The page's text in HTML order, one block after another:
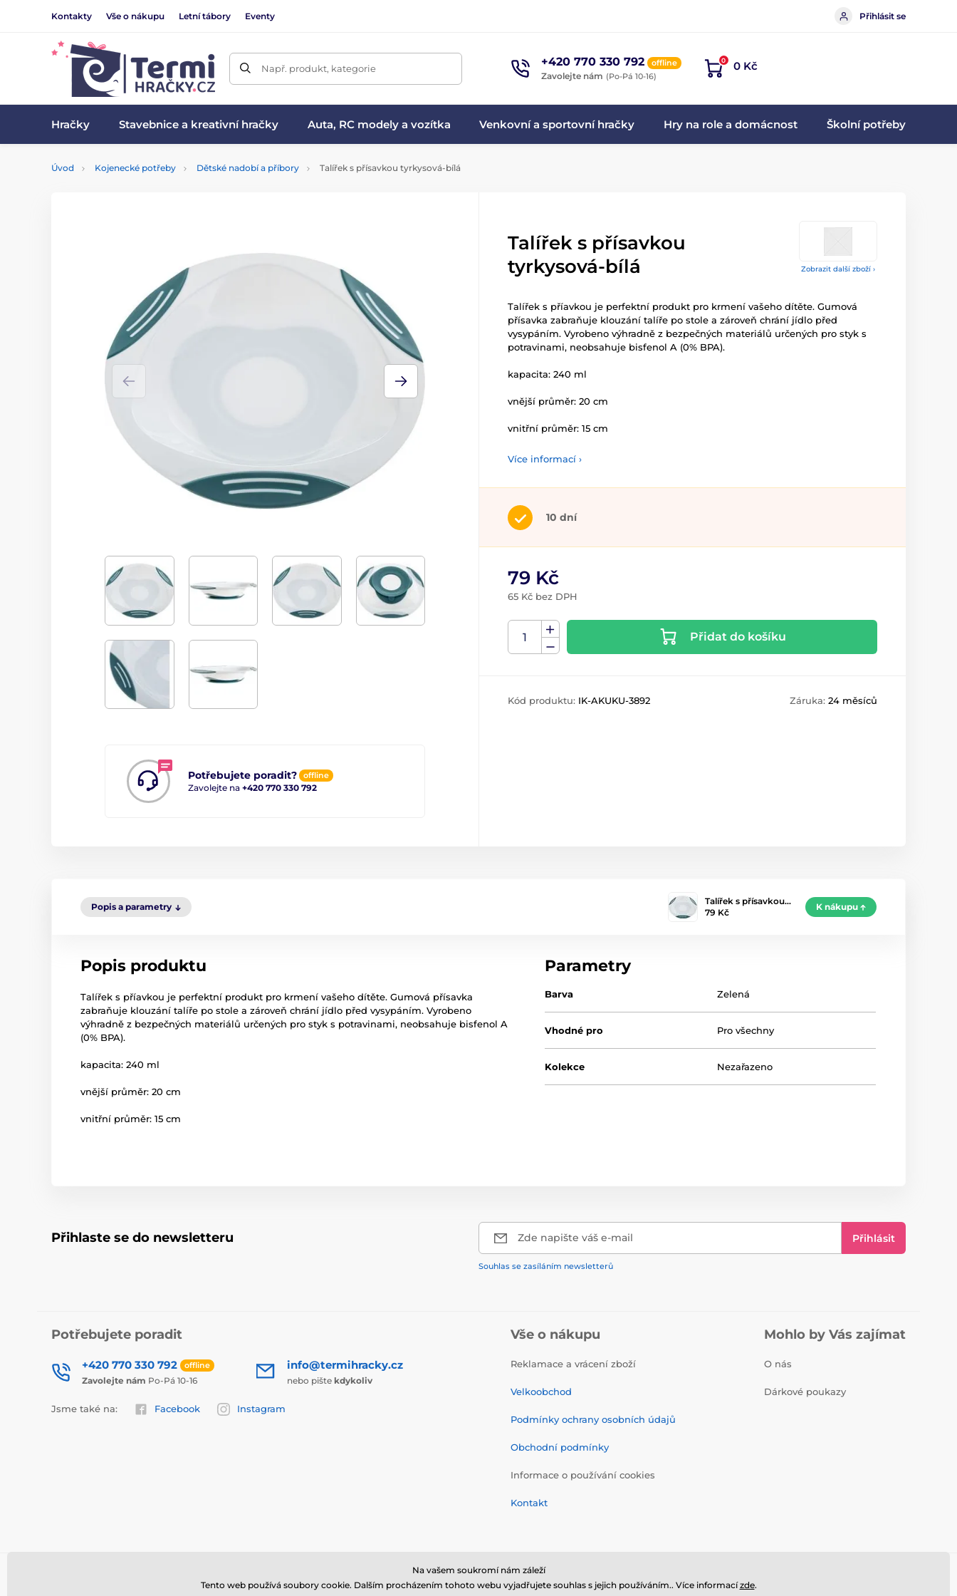
Kontakty Vše o nákupu Letní tábory Eventy Přihlásit se
Např. produkt, kategorie +420 770 330 792 offline
Zavolejte nám (Po-Pá 10-16)
0 0 Kč
Hračky Stavebnice a kreativní hračky Auta, RC modely a vozítka Venkovní a sportovní hračky Hry na role a domácnost Školní potřeby
Úvod Kojenecké potřeby Dětské nadobí a příbory Talířek s přísavkou tyrkysová-bílá
Zobrazit další zboží ›
Potřebujete poradit? offline
Zavolejte na +420 770 330 792
Talířek s přísavkou
tyrkysová-bílá
Talířek s příavkou je perfektní produkt pro krmení vašeho dítěte. Gumová
přísavka zabraňuje klouzání talíře po stole a zároveň chrání jídlo před
vysypáním. Vyrobeno výhradně z bezpečných materiálů určených pro styk s
potravinami, neobsahuje bisfenol A (0% BPA).
kapacita: 240 ml
vnější průměr: 20 cm
vnitřní průměr: 15 cm
Více informací ›
10 dní
79 Kč
65 Kč bez DPH
Přidat do košíku
Kód produktu: IK-AKUKU-3892 Záruka: 24 měsíců
Popis a parametry
Talířek s přísavkou…
79 Kč
K nákupu
Popis produktu
Talířek s příavkou je perfektní produkt pro krmení vašeho dítěte. Gumová přísavka
zabraňuje klouzání talíře po stole a zároveň chrání jídlo před vysypáním. Vyrobeno
výhradně z bezpečných materiálů určených pro styk s potravinami, neobsahuje bisfenol A
(0% BPA).
kapacita: 240 ml
vnější průměr: 20 cm
vnitřní průměr: 15 cm
Parametry
Barva Zelená
Vhodné pro Pro všechny
Kolekce Nezařazeno
Přihlaste se do newsletteru Zde napište váš e-mail Přihlásit
Souhlas se zasíláním newsletterů
Potřebujete poradit
+420 770 330 792 offline
Zavolejte nám Po-Pá 10-16
info@termihracky.cz
nebo pište kdykoliv
Jsme také na: Facebook Instagram
Vše o nákupu
Reklamace a vrácení zboží
Velkoobchod
Podmínky ochrany osobních údajů
Obchodní podmínky
Informace o používání cookies
Kontakt
Mohlo by Vás zajímat
O nás
Dárkové poukazy
© 2026 www.termihracky.cz ⦁ E-shop vytvořilaSIMPLIA.cz
Na vašem soukromí nám záleží
Tento web používá soubory cookie. Dalším procházením tohoto webu vyjadřujete souhlas s jejich používáním.. Více informacízde.